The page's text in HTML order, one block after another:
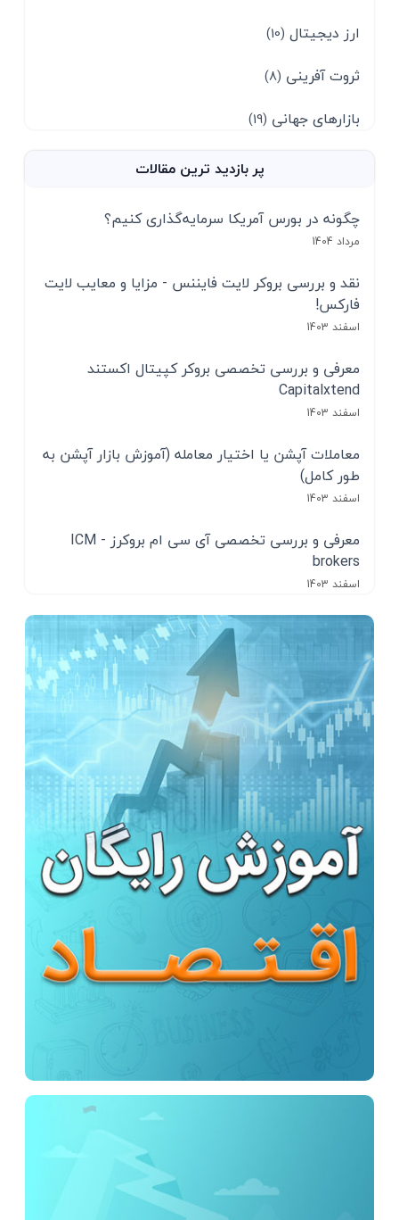
ارز دیجیتال (10)
ثروت آفرینی (8)
بازارهای جهانی (19)
پر بازدید ترین مقالات
چگونه در بورس آمریکا سرمایه‌گذاری کنیم؟
مرداد 1404
نقد و بررسی بروکر لایت فایننس - مزایا و معایب لایت
فارکس!
اسفند 1403
معرفی و بررسی تخصصی بروکر کپیتال اکستند
Capitalxtend
اسفند 1403
معاملات آپشن یا اختیار معامله (آموزش بازار آپشن به
طور کامل)
اسفند 1403
معرفی و بررسی تخصصی آی سی ام بروکرز - ICM
brokers
اسفند 1403